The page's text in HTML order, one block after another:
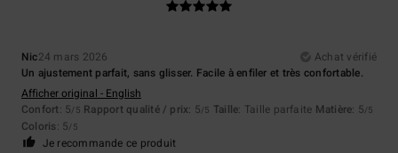
Nic24 mars 2026
Achat vérifié
Un ajustement parfait, sans glisser. Facile à enfiler et très confortable.
Afficher original - English
Confort: 5/5 Rapport qualité / prix: 5/5 Taille: Taille parfaite Matière: 5/5
Coloris: 5/5
Je recommande ce produit